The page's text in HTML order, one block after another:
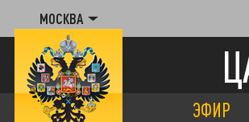
МОСКВА
ЭФИР